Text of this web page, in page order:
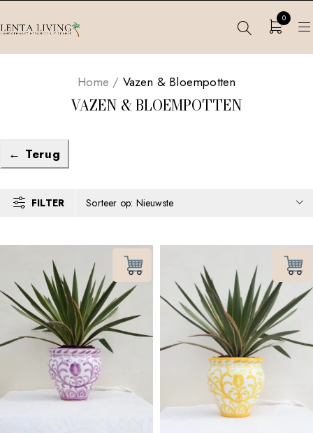
0
VAZEN & BLOEMPOTTEN
Home / Vazen & Bloempotten
← Terug
FILTER Sorteer op: Nieuwste